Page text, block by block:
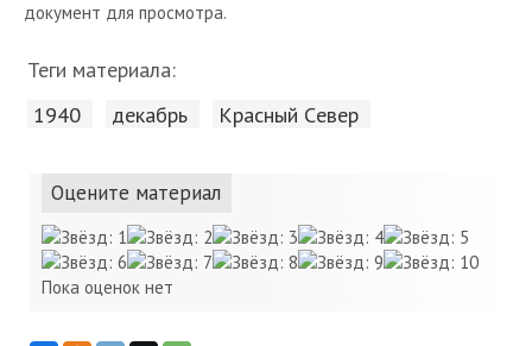
документ для просмотра.
Теги материала:
1940 декабрь Красный Cевер
Оцените материал
Пока оценок нет